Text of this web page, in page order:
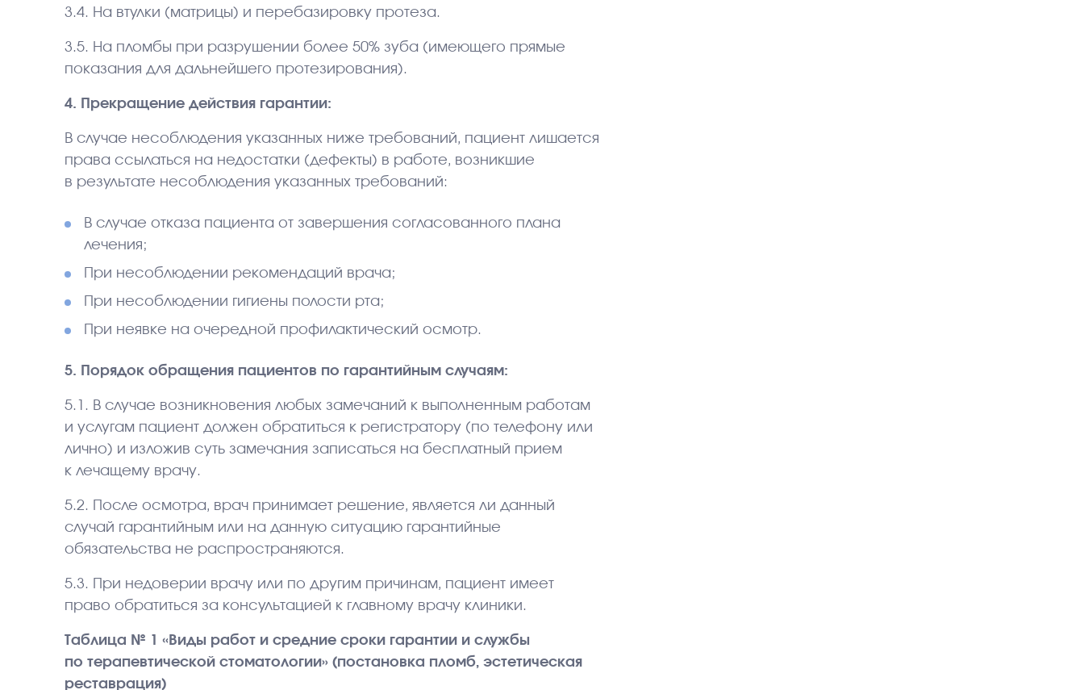
3.4. На втулки (матрицы) и перебазировку протеза.
3.5. На пломбы при разрушении более 50% зуба (имеющего прямые
показания для дальнейшего протезирования).
4. Прекращение действия гарантии:
В случае несоблюдения указанных ниже требований, пациент лишается
права ссылаться на недостатки (дефекты) в работе, возникшие
в результате несоблюдения указанных требований:
В случае отказа пациента от завершения согласованного плана
лечения;
При несоблюдении рекомендаций врача;
При несоблюдении гигиены полости рта;
При неявке на очередной профилактический осмотр.
5. Порядок обращения пациентов по гарантийным случаям:
5.1. В случае возникновения любых замечаний к выполненным работам
и услугам пациент должен обратиться к регистратору (по телефону или
лично) и изложив суть замечания записаться на бесплатный прием
к лечащему врачу.
5.2. После осмотра, врач принимает решение, является ли данный
случай гарантийным или на данную ситуацию гарантийные
обязательства не распространяются.
5.3. При недоверии врачу или по другим причинам, пациент имеет
право обратиться за консультацией к главному врачу клиники.
Таблица № 1 «Виды работ и средние сроки гарантии и службы
по терапевтической стоматологии» (постановка пломб, эстетическая
реставрация)